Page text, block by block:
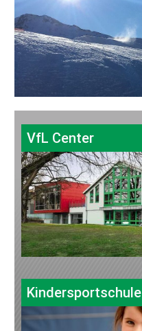
VfL Center
Kindersportschule